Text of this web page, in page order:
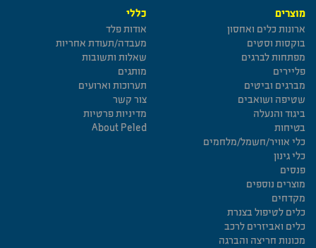
מוצרים
ארונות כלים ואחסון
בוקסות וסטים
מפתחות לברגים
פליירים
מברגים וביטים
שטיפה ושואבים
ביגוד והנעלה
בטיחות
כלי אוויר/חשמל/מלחמים
כלי גינון
פנסים
מוצרים נוספים
מקדחים
כלים לטיפול בצנרת
כלים ואביזרים לרכב
מכונות חריצה והברגה
כללי
אודות פלד
מעבדה/תעודת אחריות
שאלות ותשובות
מותגים
תערוכות וארועים
צור קשר
מדיניות פרטיות
About Peled